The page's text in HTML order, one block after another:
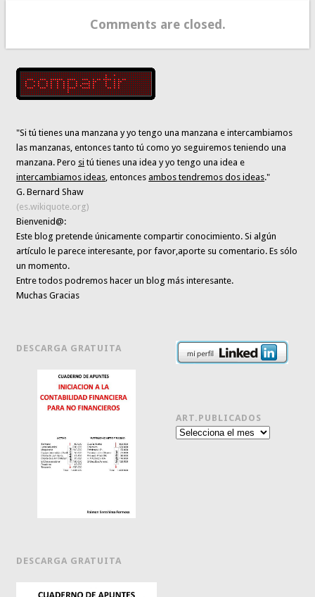
Comments are closed.
"Si tú tienes una manzana y yo tengo una manzana e intercambiamos
las manzanas, entonces tanto tú como yo seguiremos teniendo una
manzana. Pero si tú tienes una idea y yo tengo una idea e
intercambiamos ideas, entoncesambos tendremos dos ideas."
G. Bernard Shaw
(es.wikiquote.org)
Bienvenid@:
Este blog pretende únicamentecompartir conocimiento. Si algún
artículo le parece interesante,por favor,aporte su comentario. Es sólo
un momento.
Entre todos podremos hacer un blog más interesante.
Muchas Gracias
DESCARGA GRATUITA
DESCARGA GRATUITA
ART.PUBLICADOS
Art.publicados